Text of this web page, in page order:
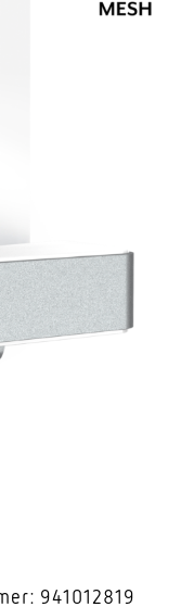
941012819